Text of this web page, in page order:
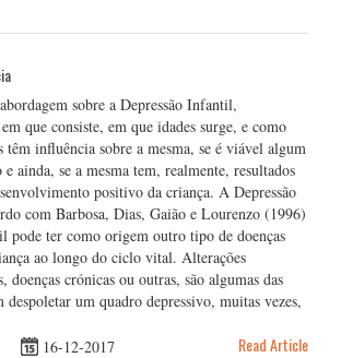
sobre a Depressão Infantil,
que consiste, em que idades surge, e como
têm influência sobre a mesma, se é viável algum
ainda, se a mesma tem, realmente, resultados
positivo da criança. A Depressão
com Barbosa, Dias, Gaião e Lourenzo (1996)
pode ter como origem outro tipo de doenças
ao longo do ciclo vital. Alterações
doenças crónicas ou outras, são algumas das
despoletar um quadro depressivo, muitas vezes,
16-12-2017 Read Article